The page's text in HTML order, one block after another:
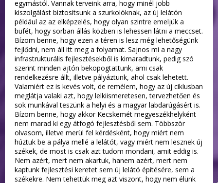
egymástól. Vannak terveink arra, hogy minél jobb
kiszolgálást biztosítsunk a szurkolóknak, az új lelátón
például az az elképzelés, hogy olyan szintre emeljük a
büfét, hogy sorban állás közben is lehessen látni a meccset.
Bízom benne, hogy ezen a téren is lesz még lehetőségünk
fejlődni, nem áll itt meg a folyamat. Sajnos mi a nagy
infrastrukturális fejlesztésekből is kimaradtunk, pedig szó
szerint minden ajtón bekopogtattunk, ami csak
rendelkezésre állt, illetve pályáztunk, ahol csak lehetett.
Valamiért ez is kevés volt, de remélem, hogy az új ciklusban
meglátja valaki azt, hogy lelkiismeretesen, tervezhetően és
sok munkával teszünk a helyi és a magyar labdarúgásért is.
Bízom benne, hogy akkor Kecskemét megyeszékhelyként
nem marad ki egy átfogó fejlesztésből sem. Többször
olvasom, illetve merül fel kérdésként, hogy miért nem
húztuk be a pálya mellé a lelátót, vagy miért nem lesznek új
székek, de most is csak azt tudom mondani, amit eddig is.
Nem azért, mert nem akartuk, hanem azért, mert nem
kaptunk fejlesztési keretet sem új lelátó építésére, sem a
székekre. Nem tehettük meg azt viszont, hogy nem élünk